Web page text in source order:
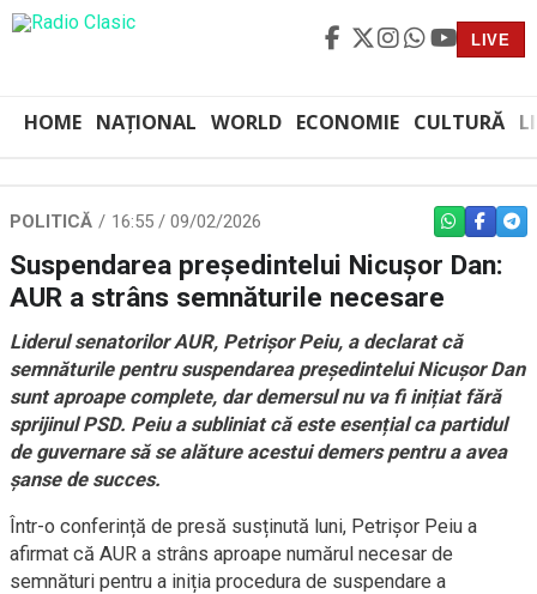
LIVE
HOME NAȚIONAL WORLD ECONOMIE CULTURĂ
POLITICĂ 16:55 / 09/02/2026 WHATSAPP
Suspendarea președintelui Nicușor Dan:
AUR a strâns semnăturile necesare
Liderul senatorilor AUR, Petrișor Peiu, a declarat că
semnăturile pentru suspendarea președintelui Nicușor Dan
sunt aproape complete, dar demersul nu va fi inițiat fără
sprijinul PSD. Peiu a subliniat că este esențial ca partidul
de guvernare să se alăture acestui demers pentru a avea
șanse de succes.
Într-o conferință de presă susținută luni, Petrișor Peiu a
afirmat că AUR a strâns aproape numărul necesar de
semnături pentru a iniția procedura de suspendare a